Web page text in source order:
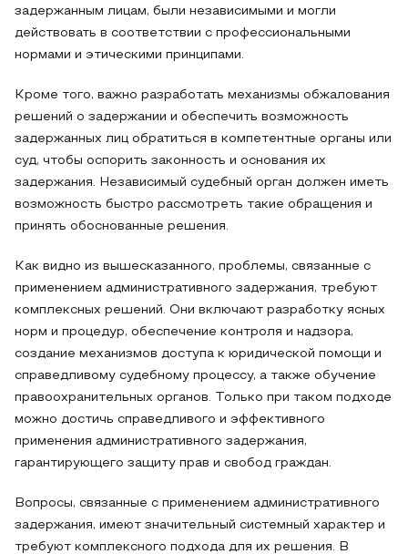
задержанным лицам, были независимыми и могли
действовать в соответствии с профессиональными
нормами и этическими принципами.
Кроме того, важно разработать механизмы обжалования
решений о задержании и обеспечить возможность
задержанных лиц обратиться в компетентные органы или
суд, чтобы оспорить законность и основания их
задержания. Независимый судебный орган должен иметь
возможность быстро рассмотреть такие обращения и
принять обоснованные решения.
Как видно из вышесказанного, проблемы, связанные с
применением административного задержания, требуют
комплексных решений. Они включают разработку ясных
норм и процедур, обеспечение контроля и надзора,
создание механизмов доступа к юридической помощи и
справедливому судебному процессу, а также обучение
правоохранительных органов. Только при таком подходе
можно достичь справедливого и эффективного
применения административного задержания,
гарантирующего защиту прав и свобод граждан.
Вопросы, связанные с применением административного
задержания, имеют значительный системный характер и
требуют комплексного подхода для их решения. В